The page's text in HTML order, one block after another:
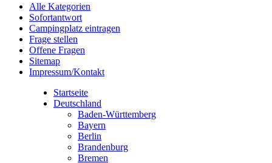
Alle Kategorien
Sofortantwort
Campingplatz eintragen
Frage stellen
Offene Fragen
Sitemap
Impressum/Kontakt
Startseite
Deutschland
Baden-Württemberg
Bayern
Berlin
Brandenburg
Bremen